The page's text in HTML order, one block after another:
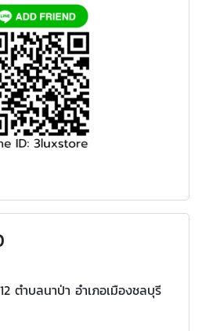
ตำบลนาป่า อำเภอเมืองชลบุรี